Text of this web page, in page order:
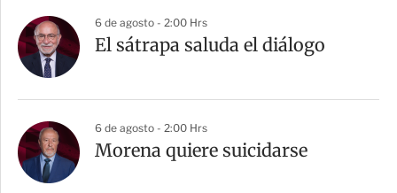
6 de agosto - 2:00 Hrs
El sátrapa saluda el diálogo
6 de agosto - 2:00 Hrs
Morena quiere suicidarse